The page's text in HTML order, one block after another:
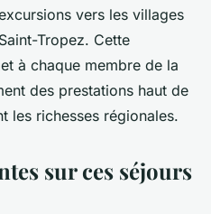
vers les villages
Tropez. Cette
à chaque membre de la
des prestations haut de
les richesses régionales.
sur ces séjours